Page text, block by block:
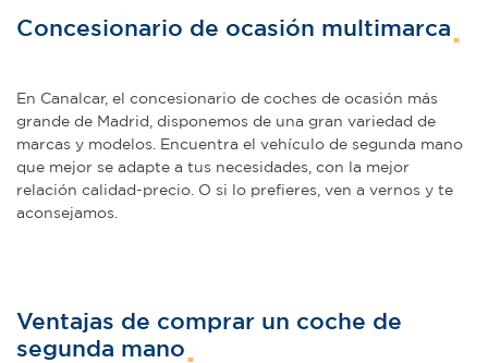
Concesionario de ocasión multimarca
En Canalcar, el concesionario de coches de ocasión más
grande de Madrid, disponemos de una gran variedad de
marcas y modelos. Encuentra el vehículo de segunda mano
que mejor se adapte a tus necesidades, con la mejor
relación calidad-precio. O si lo prefieres, ven a vernos y te
aconsejamos.
Ventajas de comprar un coche de
segunda mano